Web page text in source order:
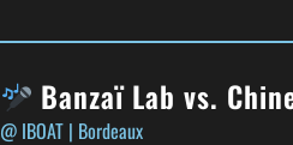
Banzaï Lab vs.
@ IBOAT | Bordeaux